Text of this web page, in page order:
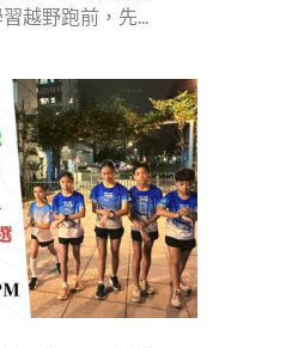
越野跑前，先...